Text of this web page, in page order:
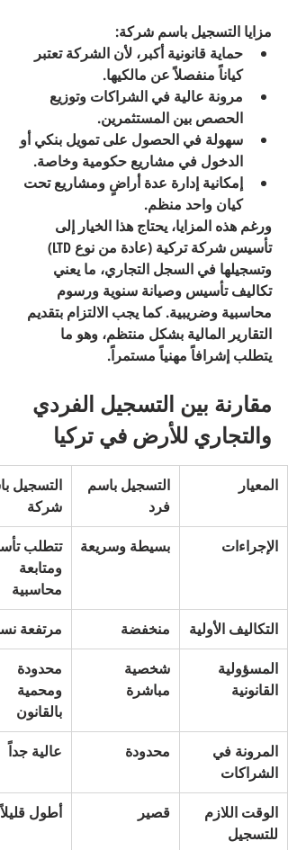
مزايا التسجيل باسم شركة:
حماية قانونية أكبر، لأن الشركة تعتبر
كياناً منفصلاً عن مالكيها.
مرونة عالية في الشراكات وتوزيع
الحصص بين المستثمرين.
سهولة في الحصول على تمويل بنكي أو
الدخول في مشاريع حكومية وخاصة.
إمكانية إدارة عدة أراضٍ ومشاريع تحت
كيان واحد منظم.
ورغم هذه المزايا، يحتاج هذا الخيار إلى
تأسيس شركة تركية (عادة من نوع LTD
)
وتسجيلها في السجل التجاري، ما يعني
تكاليف تأسيس وصيانة سنوية ورسوم
محاسبية وضريبية. كما يجب الالتزام بتقديم
التقارير المالية بشكل منتظم، وهو ما
يتطلب إشرافاً مهنياً مستمراً.
مقارنة بين التسجيل الفردي
والتجاري للأرض في تركيا
المعيار
التسجيل باسم
فرد
التسجيل
شركة
الإجراءات
بسيطة وسريعة
تتطلب
ومتابعة
محاسبية
التكاليف الأولية
منخفضة
مرتفعة
المسؤولية
القانونية
شخصية
مباشرة
محدودة
ومحمية
بالقانون
المرونة في
الشراكات
محدودة عالية جداً
الوقت اللازم
للتسجيل
قصير أطول قليلاً